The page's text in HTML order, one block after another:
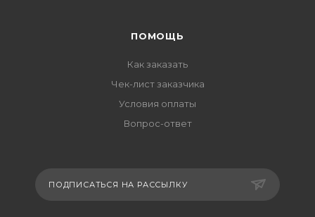
ПОМОЩЬ
Как заказать
Чек-лист заказчика
Условия оплаты
Вопрос-ответ
ПОДПИСАТЬСЯ НА РАССЫЛКУ